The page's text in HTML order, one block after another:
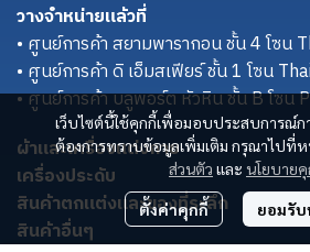
เว็บไซต์นี้ใช้คุกกี้เพื่อมอบประสบการณ์ก
ต้องการทราบข้อมูลเพิ่มเติม กรุณาไปที่ห
ส่วนตัว และ นโยบาย
ตั้งค่าคุกกี้ ยอมรั
วางจำหน่ายแล้วที่
• ศูนย์การค้า สยามพารากอน ชั้น 4 โซน
• ศูนย์การค้า ดิ เอ็มสเฟียร์ ชั้น 1 โซน
• ศูนย์การค้า บลูพอร์ต หัวหิน ชั้น B โซน
ผ้าและเครื่องแต่งกาย
เครื่องประดับ
สินค้าตกแต่งและของที่ระลึก
สินค้าอื่นๆ